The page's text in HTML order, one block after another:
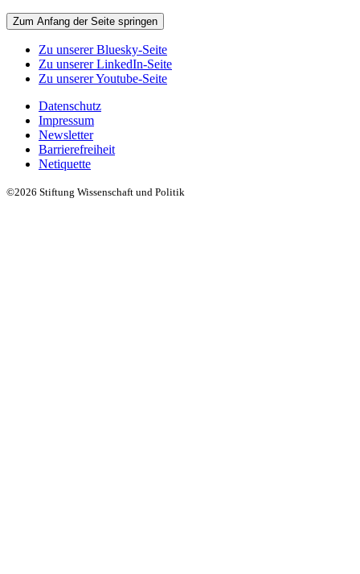
Zum Anfang der Seite springen
Zu unserer Bluesky-Seite
Zu unserer LinkedIn-Seite
Zu unserer Youtube-Seite
Datenschutz
Impressum
Newsletter
Barrierefreiheit
Netiquette
©2026 Stiftung Wissenschaft und Politik